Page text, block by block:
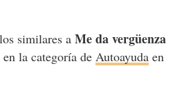
similares a Me da vergüenza
la categoría de Autoayudaen